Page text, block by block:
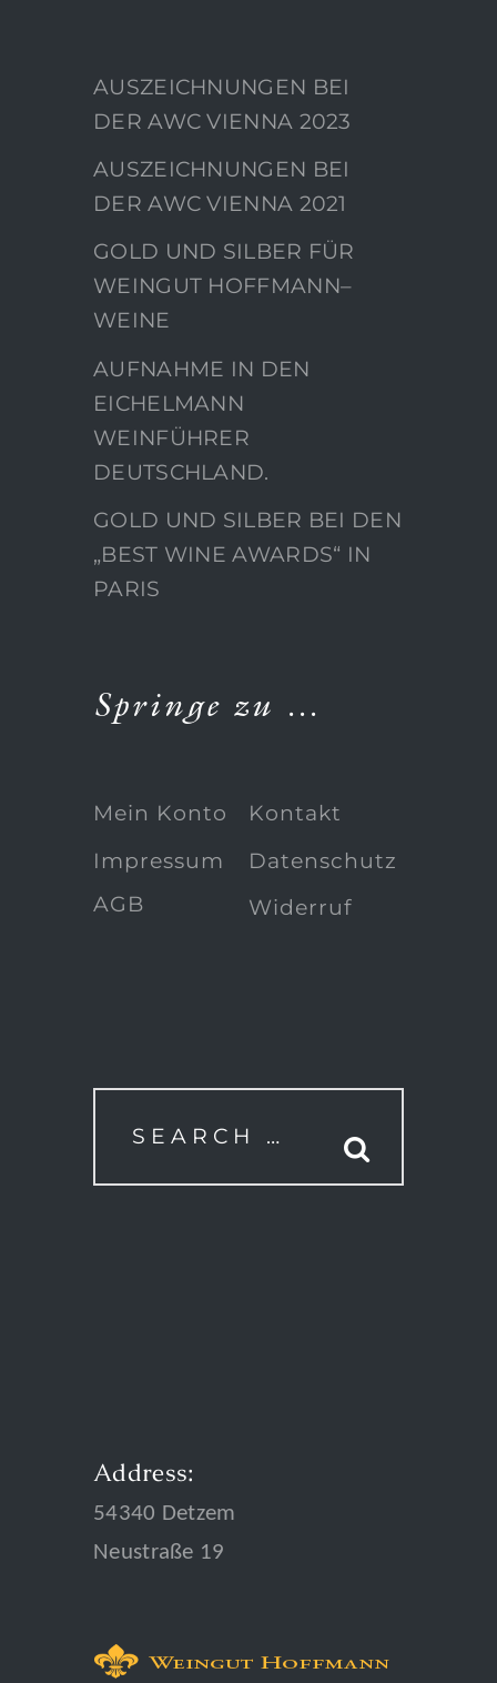
AUSZEICHNUNGEN BEI
DER AWC VIENNA 2023
AUSZEICHNUNGEN BEI
DER AWC VIENNA 2021
GOLD UND SILBER FÜR
WEINGUT HOFFMANN–
WEINE
AUFNAHME IN DEN
EICHELMANN
WEINFÜHRER
DEUTSCHLAND.
GOLD UND SILBER BEI DEN
„BEST WINE AWARDS“ IN
PARIS
Springe zu …
Mein Konto
Kontakt
Impressum
AGB
Datenschutz
Widerruf
Address:
54340 Detzem
Neustraße 19